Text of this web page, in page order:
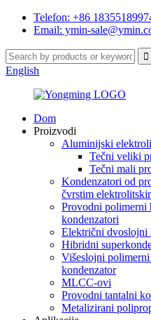
Telefon: +86
Email: ymin-
English
Dom
Proizvodi
Aluminijski
Tečni veliki
Tečni mali
Kondenzatori od
čvrstim
Provodni
kondenzatori
Električni dvoslojni
Hibridni
Višeslojni
kondenzator
MLCC-ovi
Provodni tantalni
Metalizirani